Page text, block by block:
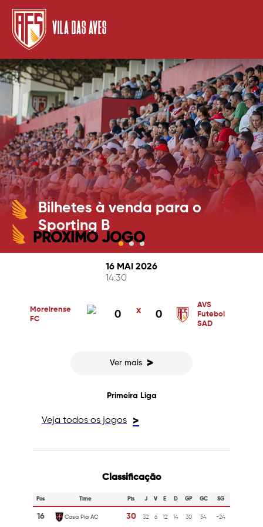
VILA DAS AVES
Bilhetes à venda para o
Sporting B
PRÓXIMO JOGO
16 MAI 2026
14:30
Moreirense
FC
0 x 0
AVS
Futebol
SAD
Ver mais >
Primeira Liga
Veja todos os jogos >
Classificação
Pos Time Pts J V E D GP GC SG
16 Casa Pia AC 30 32 6 12 14 30 54 -24